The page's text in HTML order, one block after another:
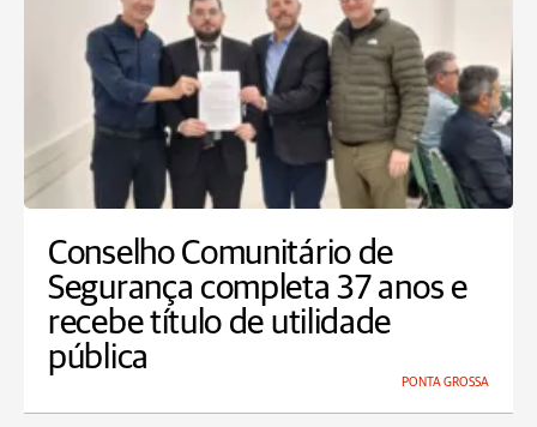
Conselho Comunitário de
Segurança completa 37 anos e
recebe título de utilidade
pública
PONTA GROSSA